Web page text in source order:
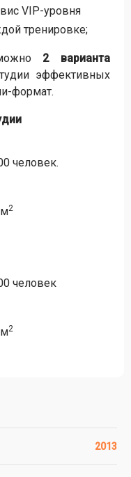
VIP-уровня
тренировке;
2 варианта
эффективных
формат.
человек.
2
человек
2
2013